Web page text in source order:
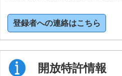
登録者への連絡はこちら
開放特許情報